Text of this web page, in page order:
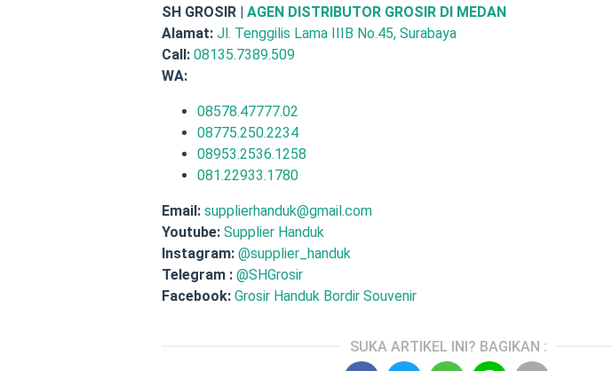
SH GROSIR | AGEN DISTRIBUTOR GROSIR DI MEDAN
Alamat: Jl. Tenggilis Lama IIIB No.45, Surabaya
Call: 08135.7389.509
WA:
08578.47777.02
08775.250.2234
08953.2536.1258
081.22933.1780
Email: supplierhanduk@gmail.com
Youtube: Supplier Handuk
Instagram: @supplier_handuk
Telegram : @SHGrosir
Facebook: Grosir Handuk Bordir Souvenir
SUKA ARTIKEL INI? BAGIKAN :